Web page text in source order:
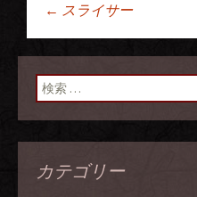
投稿ナ
ン
← スライサー
検索:
カテゴリー